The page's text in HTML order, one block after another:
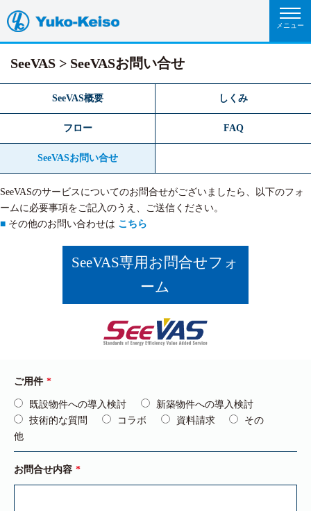
SeeVAS SeeVASお問い合せ
SeeVAS概要 しくみ
フロー FAQ
SeeVASお問い合せ
SeeVASのサービスについてのお問合せがございましたら、以下のフォ
ームに必要事項をご記入のうえ、ご送信ください。
■ その他のお問い合わせは こちら
SeeVAS専用お問合せフォ
ーム
ご用件
既設物件への導入検討
新築物件への導入検討
技術的な質問
コラボ 資料請求
その
他
お問合せ内容